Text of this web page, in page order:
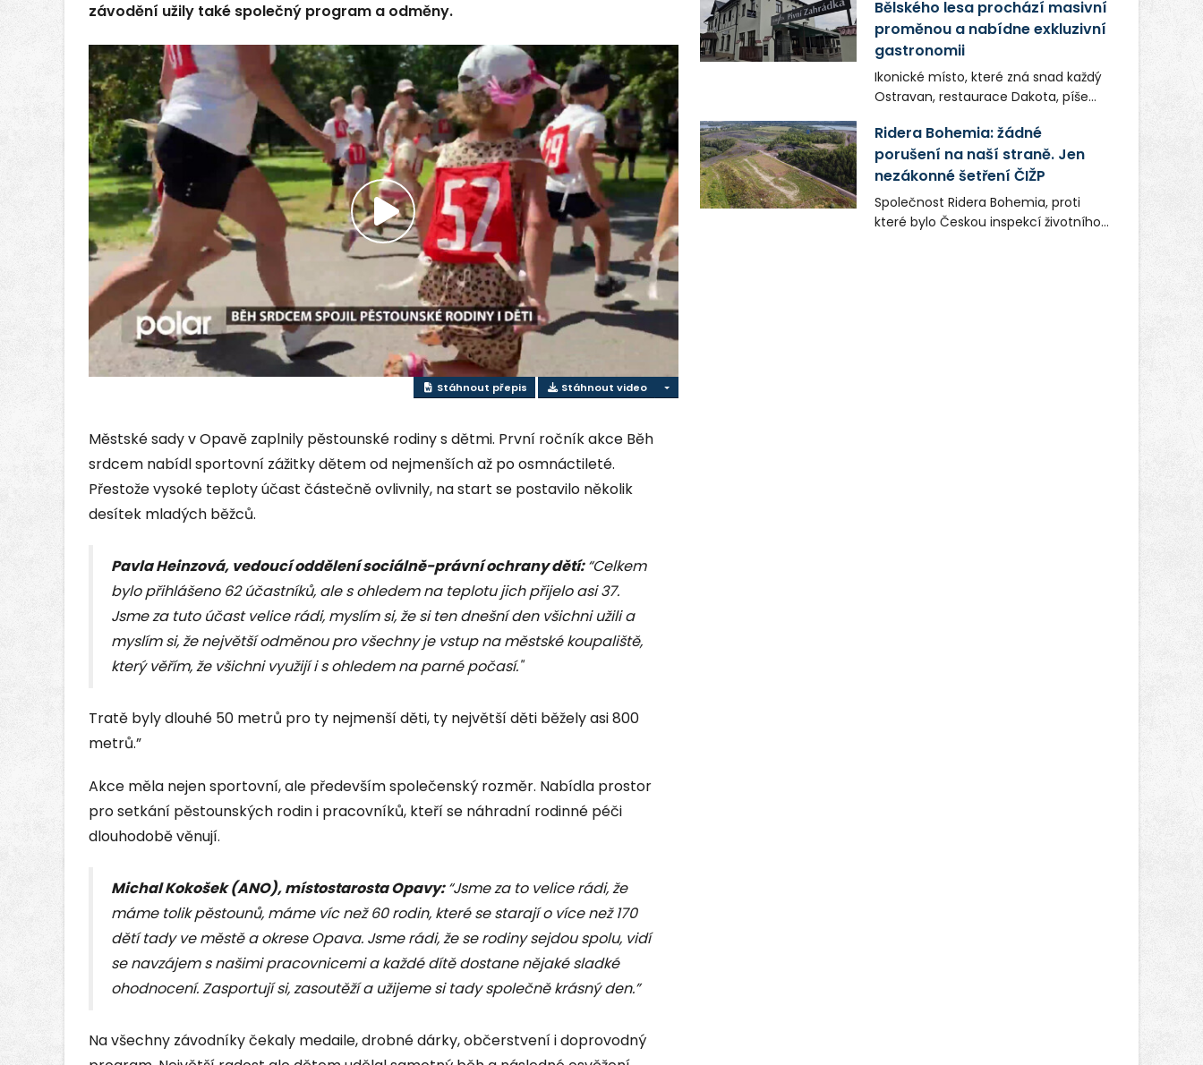
závodění užily také společný program a odměny.
Přehrát
video
Stáhnout přepis Stáhnout video
Městské sady v Opavě zaplnily pěstounské rodiny s dětmi. První ročník akce Běh
srdcem nabídl sportovní zážitky dětem od nejmenších až po osmnáctileté.
Přestože vysoké teploty účast částečně ovlivnily, na start se postavilo několik
desítek mladých běžců.
Pavla Heinzová, vedoucí oddělení sociálně-právní ochrany dětí:“Celkem
bylo přihlášeno 62 účastníků, ale s ohledem na teplotu jich přijelo asi 37.
Jsme za tuto účast velice rádi, myslím si, že si ten dnešní den všichni užili a
myslím si, že největší odměnou pro všechny je vstup na městské koupaliště,
který věřím, že všichni využijí i s ohledem na parné počasí."
Tratě byly dlouhé 50 metrů pro ty nejmenší děti, ty největší děti běžely asi 800
metrů.”
Akce měla nejen sportovní, ale především společenský rozměr. Nabídla prostor
pro setkání pěstounských rodin i pracovníků, kteří se náhradní rodinné péči
dlouhodobě věnují.
Michal Kokošek (ANO), místostarosta Opavy:“Jsme za to velice rádi, že
máme tolik pěstounů, máme víc než 60 rodin, které se starají o více než 170
dětí tady ve městě a okrese Opava. Jsme rádi, že se rodiny sejdou spolu, vidí
se navzájem s našimi pracovnicemi a každé dítě dostane nějaké sladké
ohodnocení. Zasportují si, zasoutěží a užijeme si tady společně krásný den.”
Na všechny závodníky čekaly medaile, drobné dárky, občerstvení i doprovodný
Bělského lesa prochází masivní
proměnou a nabídne exkluzivní
gastronomii
Ikonické místo, které zná snad každý
Ostravan, restaurace Dakota, píše
společnost Dang Investment Group
s.r.o. investuje do projektu přes 50
milionů korun. Cílem je přinést
Ostravě dva špičkové gastronomické
koncepty, které v regionu dosud
chyběly, luxusní středomořskou
Ridera Bohemia: žádné
porušení na naší straně. Jen
nezákonné šetření ČIŽP
Společnost Ridera Bohemia, proti
které bylo Českou inspekcí životního